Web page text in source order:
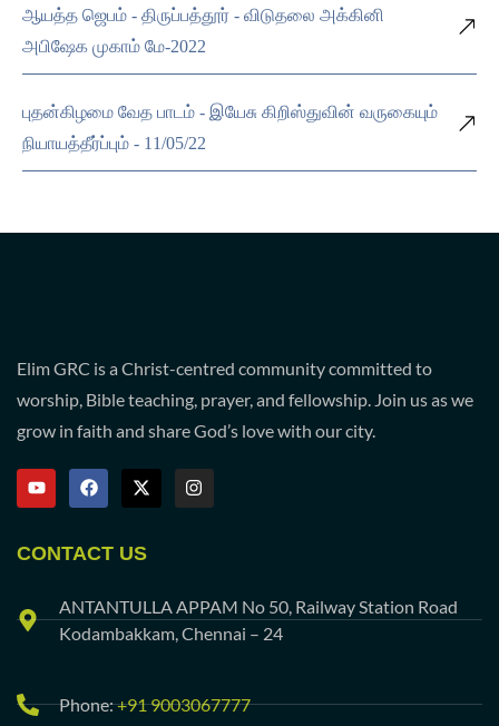
ஆயத்த ஜெபம் - திருப்பத்தூர் - விடுதலை அக்கினி
அபிஷேக முகாம் மே-2022
புதன்கிழமை வேத பாடம் - இயேசு கிறிஸ்துவின் வருகையும்
நியாயத்தீர்ப்பும் - 11/05/22
Elim GRC is a Christ-centred community committed to
worship, Bible teaching, prayer, and fellowship. Join us as we
grow in faith and share God’s love with our city.
CONTACT US
ANTANTULLA APPAM No 50, Railway Station Road
Kodambakkam, Chennai – 24
Phone:+91 9003067777